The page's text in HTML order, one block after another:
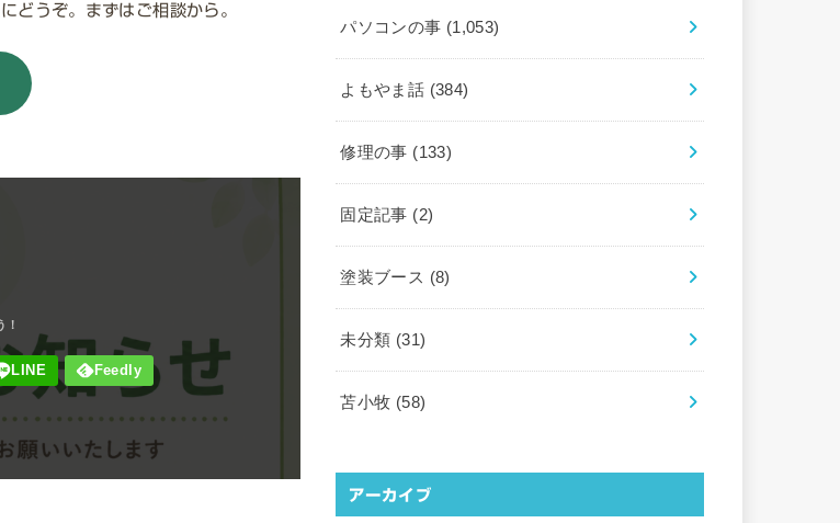
どうぞ。まずはご相談から。
パソコンの事 (1,053)
よもやま話 (384)
修理の事 (133)
固定記事 (2)
塗装ブース (8)
未分類 (31)
苫小牧 (58)
アーカイブ